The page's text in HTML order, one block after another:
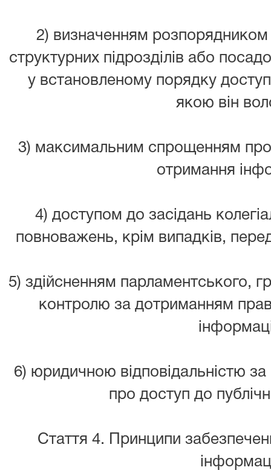
2) визначенням розпорядником
структурних підрозділів або
у встановленому порядку доступ
якою він
3) максимальним спрощенням
отримання
4) доступом до засідань
повноважень, крім випадків,
5) здійсненням парламентського,
контролю за дотриманням прав
6) юридичною відповідальністю
про доступ до
Стаття 4. Принципи